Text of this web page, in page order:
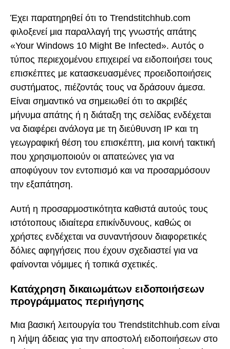
Έχει παρατηρηθεί ότι το Trendstitchhub.com
φιλοξενεί μια παραλλαγή της γνωστής απάτης
«Your Windows 10 Might Be Infected». Αυτός ο
τύπος περιεχομένου επιχειρεί να ειδοποιήσει τους
επισκέπτες με κατασκευασμένες προειδοποιήσεις
συστήματος, πιέζοντάς τους να δράσουν άμεσα.
Είναι σημαντικό να σημειωθεί ότι το ακριβές
μήνυμα απάτης ή η διάταξη της σελίδας ενδέχεται
να διαφέρει ανάλογα με τη διεύθυνση IP και τη
γεωγραφική θέση του επισκέπτη, μια κοινή τακτική
που χρησιμοποιούν οι απατεώνες για να
αποφύγουν τον εντοπισμό και να προσαρμόσουν
την εξαπάτηση.
Αυτή η προσαρμοστικότητα καθιστά αυτούς τους
ιστότοπους ιδιαίτερα επικίνδυνους, καθώς οι
χρήστες ενδέχεται να συναντήσουν διαφορετικές
δόλιες αφηγήσεις που έχουν σχεδιαστεί για να
φαίνονται νόμιμες ή τοπικά σχετικές.
Κατάχρηση δικαιωμάτων ειδοποιήσεων
προγράμματος περιήγησης
Μια βασική λειτουργία του Trendstitchhub.com είναι
η λήψη άδειας για την αποστολή ειδοποιήσεων στο